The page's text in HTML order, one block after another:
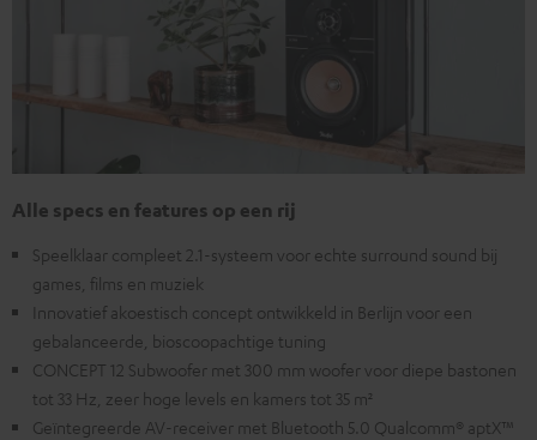
Alle specs en features op een rij
Speelklaar compleet 2.1-systeem voor echte surround sound bij
games, films en muziek
Innovatief akoestisch concept ontwikkeld in Berlijn voor een
gebalanceerde, bioscoopachtige tuning
CONCEPT 12 Subwoofer met 300 mm woofer voor diepe bastonen
tot 33 Hz, zeer hoge levels en kamers tot 35 m²
Geïntegreerde AV-receiver met Bluetooth 5.0 Qualcomm® aptX™